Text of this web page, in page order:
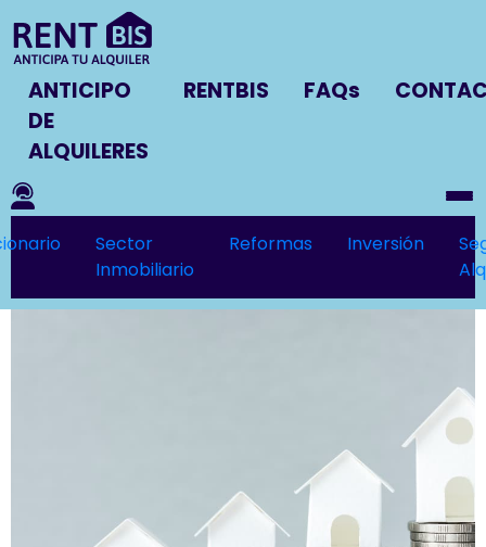
ANTICIPO
DE
ALQUILERES
RENTBIS FAQs
Sector
Inmobiliario
Reformas Inversión